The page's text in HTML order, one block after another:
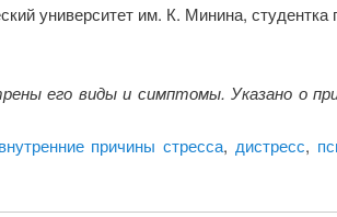
университет им. К. Минина, студентка
его виды и симптомы. Указано о
внутренние причины стресса, дистресс,